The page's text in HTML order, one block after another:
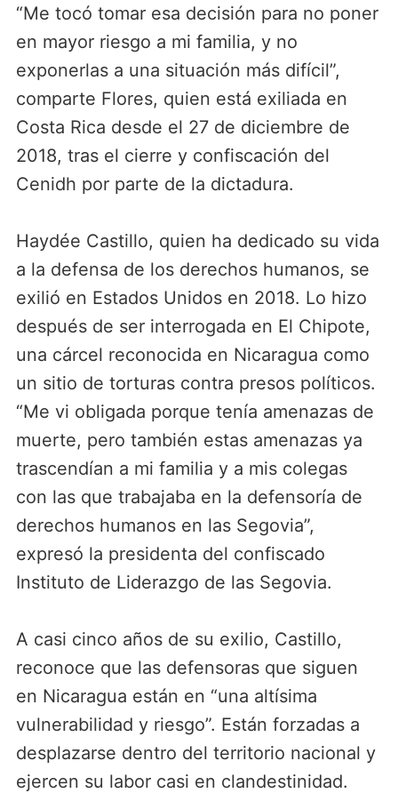
“Me tocó tomar esa decisión para no poner
en mayor riesgo a mi familia, y no
exponerlas a una situación más difícil”,
comparte Flores, quien está exiliada en
Costa Rica desde el 27 de diciembre de
2018, tras el cierre y confiscación del
Cenidh por parte de la dictadura.
Haydée Castillo, quien ha dedicado su vida
a la defensa de los derechos humanos, se
exilió en Estados Unidos en 2018. Lo hizo
después de ser interrogada en El Chipote,
una cárcel reconocida en Nicaragua como
un sitio de torturas contra presos políticos.
“Me vi obligada porque tenía amenazas de
muerte, pero también estas amenazas ya
trascendían a mi familia y a mis colegas
con las que trabajaba en la defensoría de
derechos humanos en las Segovia”,
expresó la presidenta del confiscado
Instituto de Liderazgo de las Segovia.
A casi cinco años de su exilio, Castillo,
reconoce que las defensoras que siguen
en Nicaragua están en “una altísima
vulnerabilidad y riesgo”. Están forzadas a
desplazarse dentro del territorio nacional y
ejercen su labor casi en clandestinidad.